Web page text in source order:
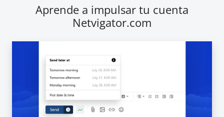
Aprende a impulsar tu cuenta
Netvigator.com